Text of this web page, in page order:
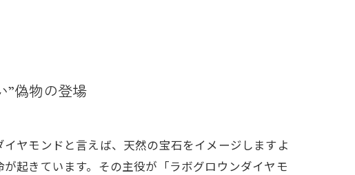
”偽物の登場
ヤモンドと言えば、天然の宝石をイメージしますよ
起きています。その主役が「ラボグロウンダイヤモ